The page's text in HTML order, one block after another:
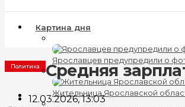
Картина дня
Ярославцев предупредили о
Жительница Ярославской
Политика Средняя
12.03.2026, 13:03